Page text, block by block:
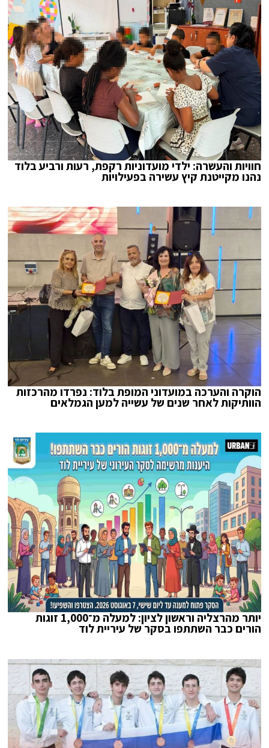
חוויות והעשרה: ילדי מועדוניות רקפת, רעות ורביע בלוד
נהנו מקייטנת קיץ עשירה בפעילויות
הוקרה והערכה במועדוני המופת בלוד: נפרדו מהרכזות
הוותיקות לאחר שנים של עשייה למען הגמלאים
יותר מהרצליה וראשון לציון: למעלה מ־1,000 זוגות
הורים כבר השתתפו בסקר של עיריית לוד